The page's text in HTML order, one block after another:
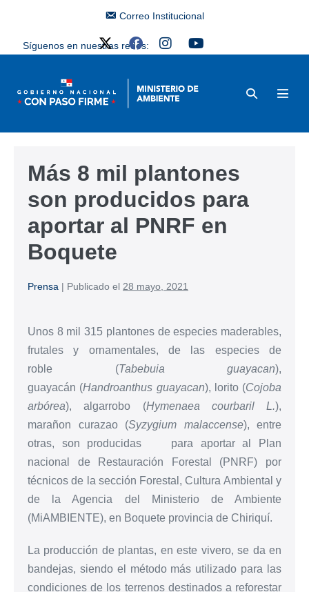
Correo Institucional
Síguenos en nuestras redes:
Más 8 mil plantones
son producidos para
aportar al PNRF en
Boquete
Prensa | Publicado el 28 mayo, 2021
Unos 8 mil 315 plantones de especies maderables,
frutales y ornamentales, de las especies de
roble (Tabebuia guayacan),
guayacán (Handroanthus guayacan), lorito (Cojoba
arbórea), algarrobo (Hymenaea courbaril L.),
marañon curazao (Syzygium malaccense), entre
otras, son producidas para aportar al Plan
nacional de Restauración Forestal (PNRF) por
técnicos de la sección Forestal, Cultura Ambiental y
de la Agencia del Ministerio de Ambiente
(MiAMBIENTE), en Boquete provincia de Chiriquí.
La producción de plantas, en este vivero, se da en
bandejas, siendo el método más utilizado para las
condiciones de los terrenos destinados a reforestar